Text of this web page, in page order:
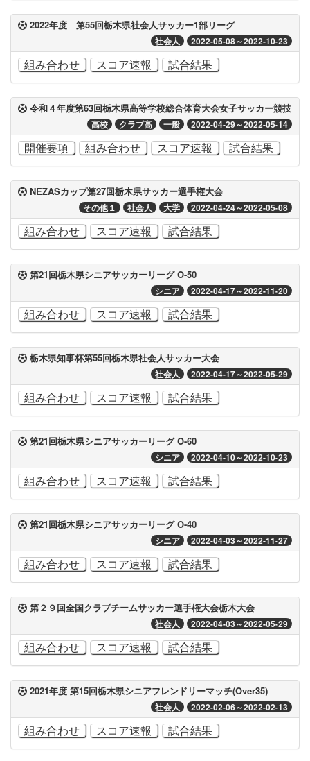
2022年度 第55回栃木県社会人サッカー1部リーグ
社会人 2022-05-08～2022-10-23
組み合わせ スコア速報 試合結果
令和４年度第63回栃木県高等学校総合体育大会女子サッカー競技
高校 クラブ高 一般 2022-04-29～2022-05-14
開催要項 組み合わせ スコア速報 試合結果
NEZASカップ第27回栃木県サッカー選手権大会
その他１ 社会人 大学 2022-04-24～2022-05-08
組み合わせ スコア速報 試合結果
第21回栃木県シニアサッカーリーグ O-50
シニア 2022-04-17～2022-11-20
組み合わせ スコア速報 試合結果
栃木県知事杯第55回栃木県社会人サッカー大会
社会人 2022-04-17～2022-05-29
組み合わせ スコア速報 試合結果
第21回栃木県シニアサッカーリーグ O-60
シニア 2022-04-10～2022-10-23
組み合わせ スコア速報 試合結果
第21回栃木県シニアサッカーリーグ O-40
シニア 2022-04-03～2022-11-27
組み合わせ スコア速報 試合結果
第２９回全国クラブチームサッカー選手権大会栃木大会
社会人 2022-04-03～2022-05-29
組み合わせ スコア速報 試合結果
2021年度 第15回栃木県シニアフレンドリーマッチ(Over35)
社会人 2022-02-06～2022-02-13
組み合わせ スコア速報 試合結果